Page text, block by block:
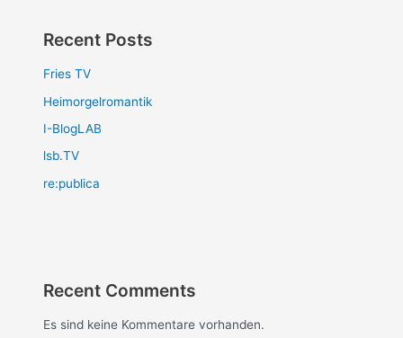
Recent Posts
Fries TV
Heimorgelromantik
I-BlogLAB
lsb.TV
re:publica
Recent Comments
Es sind keine Kommentare vorhanden.